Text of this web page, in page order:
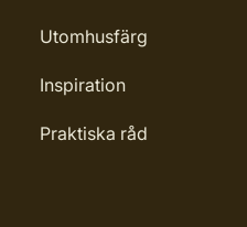
Utomhusfärg
Inspiration
Praktiska råd